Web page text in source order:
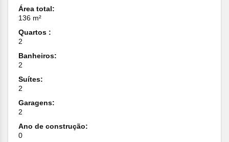
Área total:
136 m²
Quartos :
2
Banheiros:
2
Suítes:
2
Garagens:
2
Ano de construção:
0